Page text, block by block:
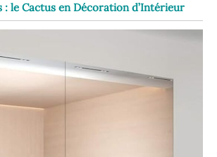
: le Cactus en Décoration d’Intérieur